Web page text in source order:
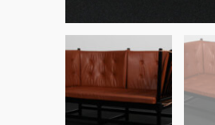
Sko til Arne Jacobsen stole
Stole
DKK 100,00